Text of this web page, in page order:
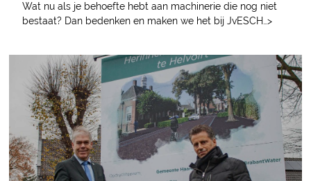
Wat nu als je behoefte hebt aan machinerie die nog niet
bestaat? Dan bedenken en maken we het bij JvESCH…>